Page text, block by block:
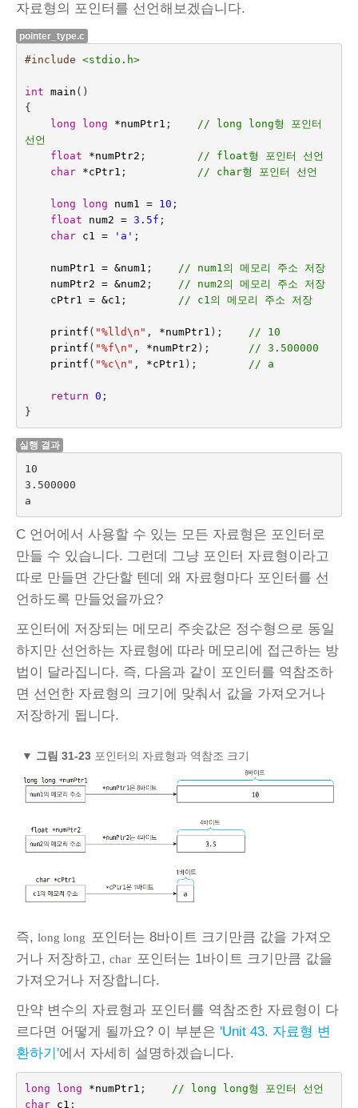
자료형의 포인터를 선언해보겠습니다.
pointer_type.c
#include <stdio.h>
int main ()
{
long
long *numPtr1 ;
// long long형 포인터
선언
float
*numPtr2 ;
// float형 포인터 선언
char
*cPtr1 ; // char형 포인터 선언
long long num1 = 10 ;
float
num2 = 3.5f ;
char
c1 = 'a' ;
numPtr1 = &num1 ;
// num1의 메모리 주소 저장
numPtr2 = &num2 ;
// num2의 메모리 주소 저장
cPtr1
= &c1 ; // c1의 메모리 주소 저장
printf ( "%lld\n " , *numPtr1 );
// 10
printf ( "%f\n " , *numPtr2 );
// 3.500000
printf ( "%c\n " , *cPtr1 ); // a
return 0 ;
}
실행 결과
10
3.500000
C 언어에서 사용할 수 있는 모든 자료형은 포인터로
만들 수 있습니다. 그런데 그냥 포인터 자료형이라고
따로 만들면 간단할 텐데 왜 자료형마다 포인터를 선
언하도록 만들었을까요?
포인터에 저장되는 메모리 주솟값은 정수형으로 동일
하지만 선언하는 자료형에 따라 메모리에 접근하는 방
법이 달라집니다. 즉, 다음과 같이 포인터를 역참조하
면 선언한 자료형의 크기에 맞춰서 값을 가져오거나
저장하게 됩니다.
▼ 그림 31‑23 포인터의 자료형과 역참조 크기
즉, long long 포인터는 8바이트 크기만큼 값을 가져오
거나 저장하고, char 포인터는 1바이트 크기만큼 값을
가져오거나 저장합니다.
만약 변수의 자료형과 포인터를 역참조한 자료형이 다
르다면 어떻게 될까요? 이 부분은 'Unit 43. 자료형 변
환하기'에서 자세히 설명하겠습니다.
long long *numPtr1 ;
// long long형 포인터 선언
char
c1 ;